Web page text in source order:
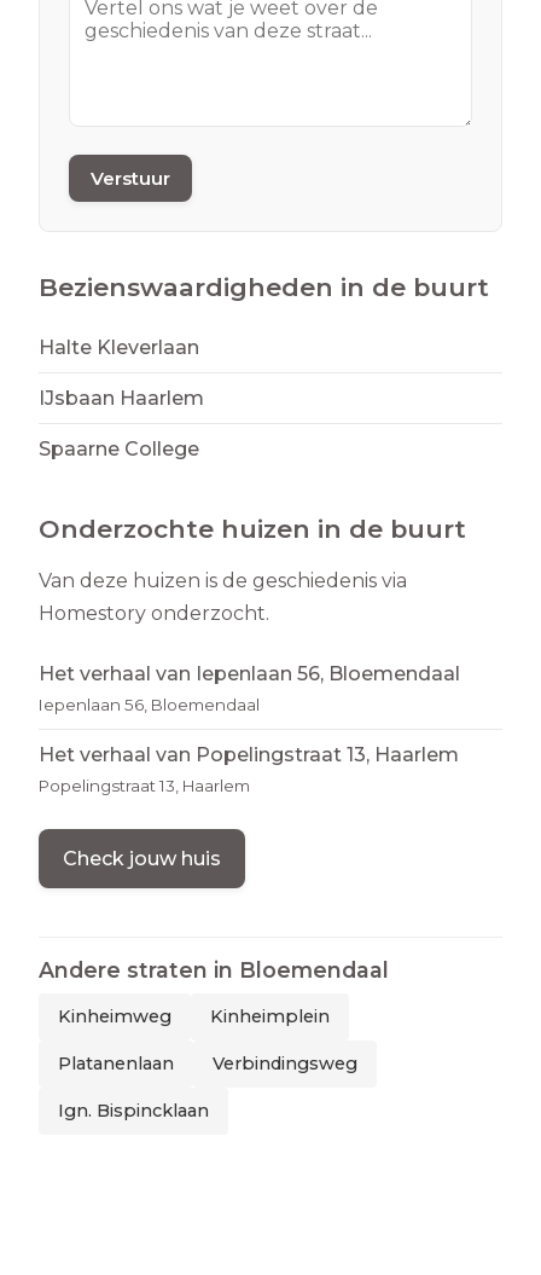
Verstuur
Bezienswaardigheden in de buurt
Halte Kleverlaan
IJsbaan Haarlem
Spaarne College
Onderzochte huizen in de buurt
Van deze huizen is de geschiedenis via
Homestory onderzocht.
Het verhaal van Iepenlaan 56, Bloemendaal
Iepenlaan 56, Bloemendaal
Het verhaal van Popelingstraat 13, Haarlem
Popelingstraat 13, Haarlem
Check jouw huis
Andere straten in Bloemendaal
Kinheimweg Kinheimplein
Platanenlaan Verbindingsweg
Ign. Bispincklaan